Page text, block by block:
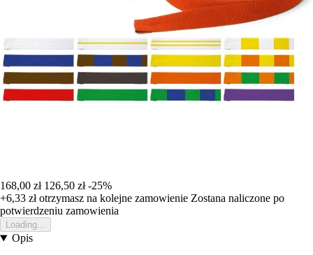
168,00 zł 126,50 zł -25%
+6,33 złotrzymasz na kolejne zamowienie Zostana naliczone po
potwierdzeniu zamowienia
Loading...
Opis